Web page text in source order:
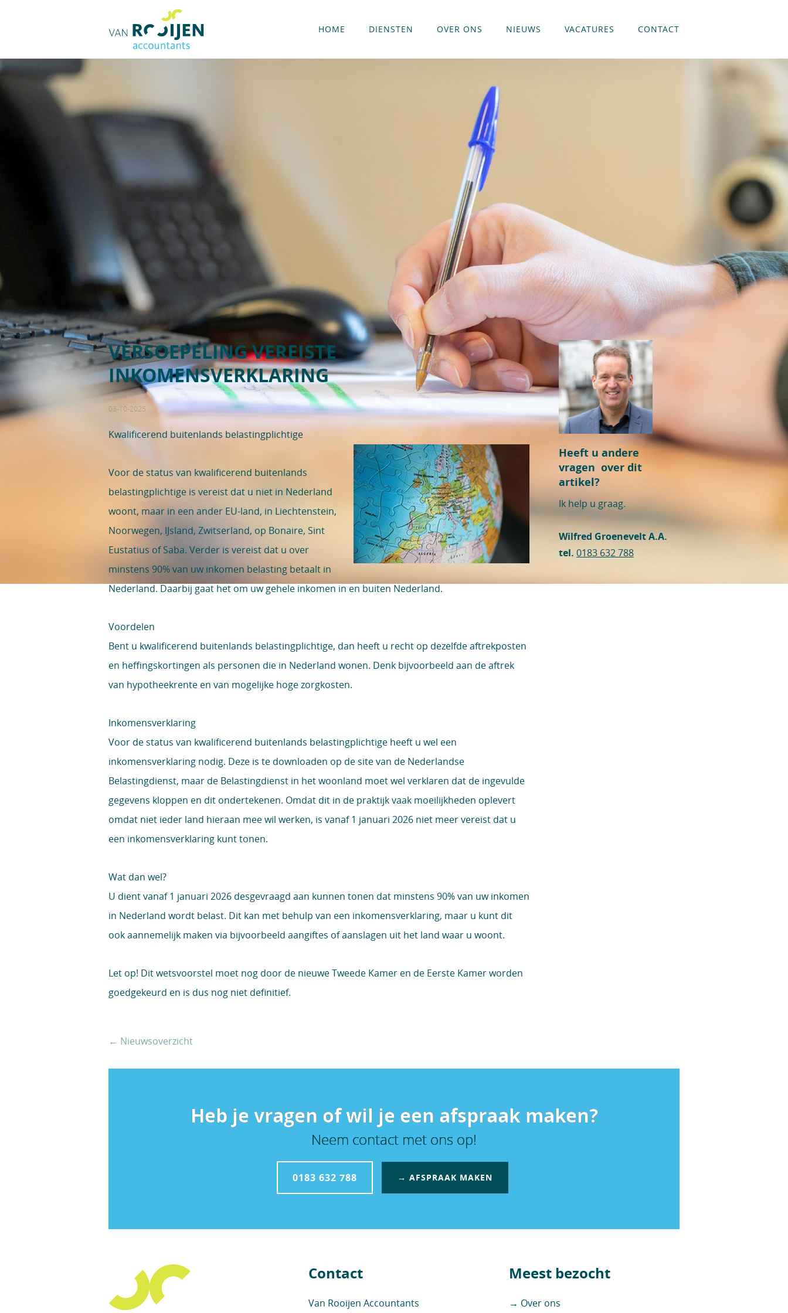
HOME DIENSTEN OVER ONS NIEUWS VACATURES CONTACT
VERSOEPELING VEREISTE
INKOMENSVERKLARING
03-10-2025
Kwalificerend buitenlands belastingplichtige
Voor de status van kwalificerend buitenlands
belastingplichtige is vereist dat u niet in Nederland
woont, maar in een ander EU-land, in Liechtenstein,
Noorwegen, IJsland, Zwitserland, op Bonaire, Sint
Eustatius of Saba. Verder is vereist dat u over
minstens 90% van uw inkomen belasting betaalt in
Nederland. Daarbij gaat het om uw gehele inkomen in en buiten Nederland.
Voordelen
Bent u kwalificerend buitenlands belastingplichtige, dan heeft u recht op dezelfde aftrekposten
en heffingskortingen als personen die in Nederland wonen. Denk bijvoorbeeld aan de aftrek
van hypotheekrente en van mogelijke hoge zorgkosten.
Inkomensverklaring
Voor de status van kwalificerend buitenlands belastingplichtige heeft u wel een
inkomensverklaring nodig. Deze is te downloaden op de site van de Nederlandse
Belastingdienst, maar de Belastingdienst in het woonland moet wel verklaren dat de ingevulde
gegevens kloppen en dit ondertekenen. Omdat dit in de praktijk vaak moeilijkheden oplevert
omdat niet ieder land hieraan mee wil werken, is vanaf 1 januari 2026 niet meer vereist dat u
een inkomensverklaring kunt tonen.
Wat dan wel?
U dient vanaf 1 januari 2026 desgevraagd aan kunnen tonen dat minstens 90% van uw inkomen
in Nederland wordt belast. Dit kan met behulp van een inkomensverklaring, maar u kunt dit
ook aannemelijk maken via bijvoorbeeld aangiftes of aanslagen uit het land waar u woont.
Let op! Dit wetsvoorstel moet nog door de nieuwe Tweede Kamer en de Eerste Kamer worden
goedgekeurd en is dus nog niet definitief.
Heeft u andere
vragen over dit
artikel?
Ik help u graag.
Wilfred Groenevelt A.A.
tel. 0183 632 788
← Nieuwsoverzicht
Heb je vragen of wil je een afspraak maken?
Neem contact met ons op!
0183 632 788 → AFSPRAAK MAKEN
Contact
Van Rooijen Accountants
Meest bezocht
→ Over ons